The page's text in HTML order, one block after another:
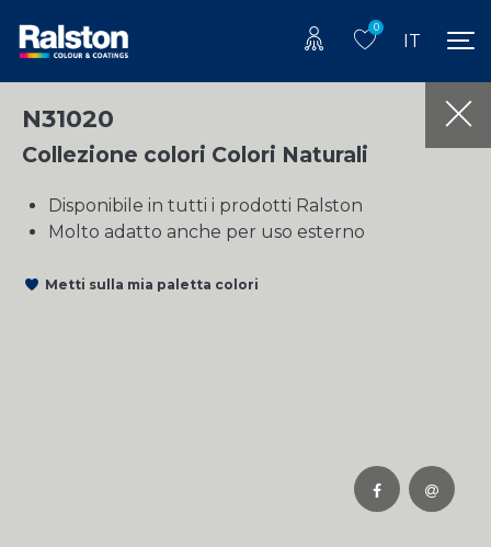
0
IT
N31020
Collezione colori Colori Naturali
Disponibile in tutti i prodotti Ralston
Molto adatto anche per uso esterno
Metti sulla mia paletta colori